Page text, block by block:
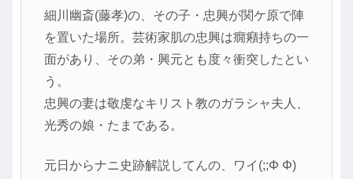
細川幽斎(藤孝)の、その子・忠興が関ケ原で陣
を置いた場所。芸術家肌の忠興は癇癪持ちの一
面があり、その弟・興元とも度々衝突したとい
う。
忠興の妻は敬虔なキリスト教のガラシャ夫人、
光秀の娘・たまである。
元日からナニ史跡解説してんの、ワイ(;;Φ Φ)